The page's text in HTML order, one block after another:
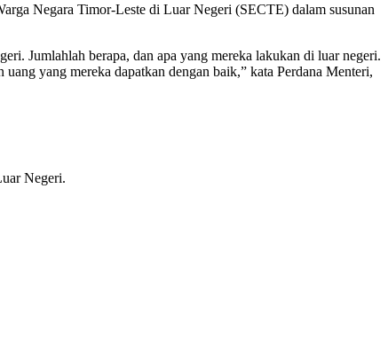
Negara Timor-Leste di Luar Negeri (SECTE) dalam susunan
Jumlahlah berapa, dan apa yang mereka lakukan di luar negeri.
yang mereka dapatkan dengan baik,” kata Perdana Menteri,
Negeri.